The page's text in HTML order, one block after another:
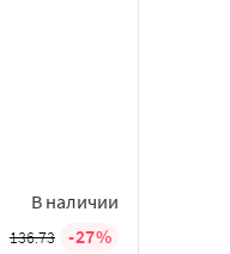
В наличии
136.73 27